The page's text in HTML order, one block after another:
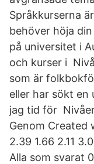
Språkkurserna
behöver höja
på universitet i
och kurser i
som är
eller har sökt en
jag tid för
Genom Created
2.39 1.66 2.11
Alla som svarat